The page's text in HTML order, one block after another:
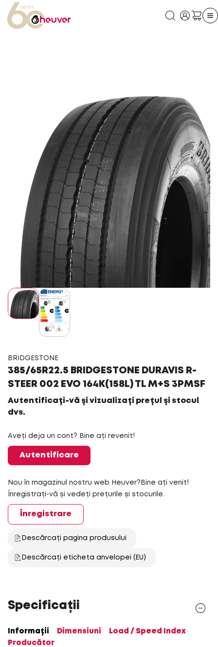
BRIDGESTONE
385/65R22.5 BRIDGESTONE DURAVIS R-
STEER 002 EVO 164K(158L) TL M+S 3PMSF
Autentificați-vă și vizualizați prețul și stocul
dvs.
Aveți deja un cont? Bine ați revenit!
Autentificare
Nou în magazinul nostru web Heuver?Bine ați venit!
Înregistrați-vă și vedeți prețurile și stocurile.
Înregistrare
Descărcați pagina produsului
Descărcați eticheta anvelopei (EU)
Specificații
Informații Dimensiuni
Load / Speed Index
Producător